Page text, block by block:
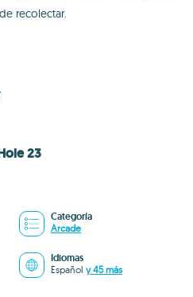
recolectar.
23
Categoría
Arcade
Idiomas
Español y 45 más